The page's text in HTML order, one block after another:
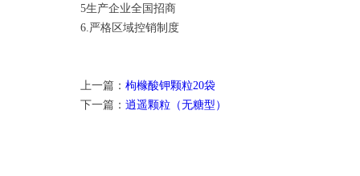
5生产企业全国招商
6.严格区域控销制度
上一篇： 枸橼酸钾颗粒20袋
下一篇： 逍遥颗粒（无糖型）